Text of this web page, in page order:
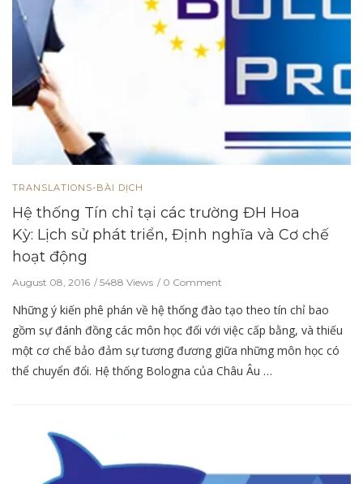
TRANSLATIONS-BÀI DỊCH
Hệ thống Tín chỉ tại các trường ĐH Hoa
Kỳ: Lịch sử phát triển, Định nghĩa và Cơ chế
hoạt động
August 08, 2016 5488 Views 0 Comment
Những ý kiến phê phán về hệ thống đào tạo theo tín chỉ bao
gồm sự đánh đồng các môn học đối với việc cấp bằng, và thiếu
một cơ chế bảo đảm sự tương đương giữa những môn học có
thể chuyển đổi. Hệ thống Bologna của Châu Âu …